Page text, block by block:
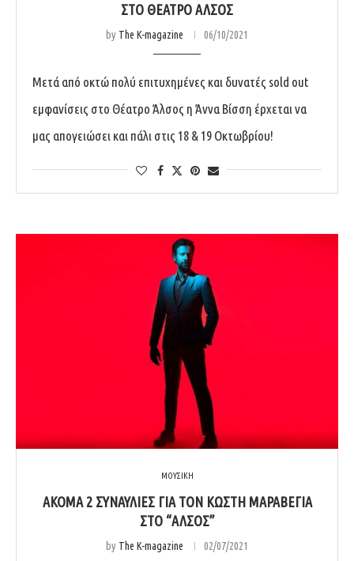
ΣΤΟ ΘΈΑΤΡΟ ΆΛΣΟΣ
by The K-magazine 06/10/2021
Μετά από οκτώ πολύ επιτυχημένες και δυνατές sold out
εμφανίσεις στο Θέατρο Άλσος η Άννα Βίσση έρχεται να
μας απογειώσει και πάλι στις 18 & 19 Οκτωβρίου!
ΜΟΥΣΙΚΗ
ΑΚΌΜΑ 2 ΣΥΝΑΥΛΊΕΣ ΓΙΑ ΤΟΝ ΚΩΣΤΉ ΜΑΡΑΒΈΓΙΑ
ΣΤΟ “ΆΛΣΟΣ”
by The K-magazine 02/07/2021